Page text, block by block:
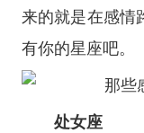
来的就是在感情
有你的星座吧。
处女座